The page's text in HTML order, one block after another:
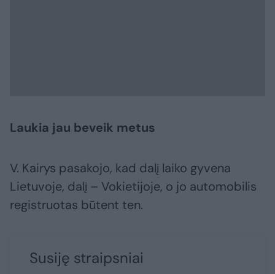
Laukia jau beveik metus
V. Kairys pasakojo, kad dalį laiko gyvena
Lietuvoje, dalį – Vokietijoje, o jo automobilis
registruotas būtent ten.
Susiję straipsniai